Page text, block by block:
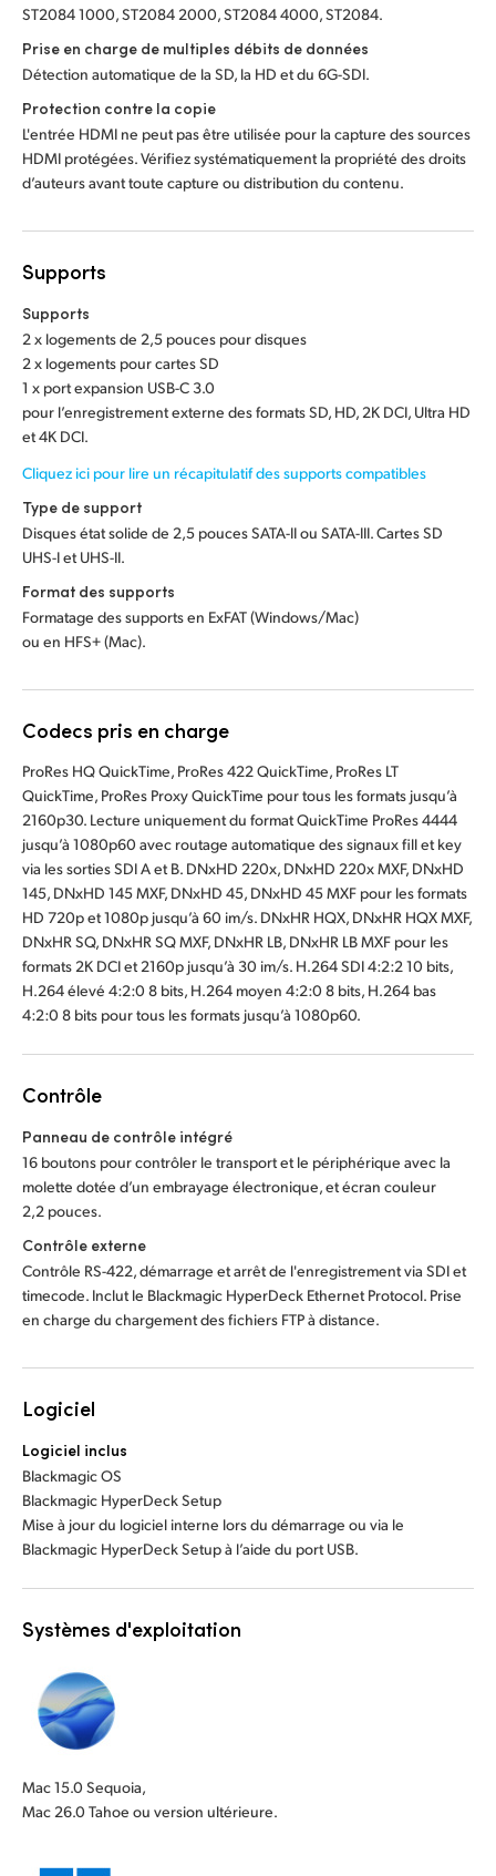
ST2084 1000, ST2084 2000, ST2084 4000, ST2084.
Prise en charge de multiples débits de données
Détection automatique de la SD, la HD et du 6G-SDI.
Protection contre la copie
L'entrée HDMI ne peut pas être utilisée pour la capture des sources
HDMI protégées. Vérifiez systématiquement la propriété des droits
d’auteurs avant toute capture ou distribution du contenu.
Supports
Supports
2 x logements de 2,5 pouces pour disques
2 x logements pour cartes SD
1 x port expansion USB-C 3.0
pour l’enregistrement externe des formats SD, HD, 2K DCI, Ultra HD
et 4K DCI.
Cliquez ici pour lire un récapitulatif dessupports compatibles
Type de support
Disques état solide de 2,5 pouces SATA-II ou SATA-III. Cartes SD
UHS-Iet UHS-II.
Format des supports
Formatage des supports en ExFAT (Windows/Mac)
ou en HFS+ (Mac).
Codecs pris en charge
ProRes HQ QuickTime, ProRes 422 QuickTime, ProRes LT
QuickTime, ProRes Proxy QuickTime pour tous les formats jusqu’à
2160p30. Lecture uniquement du format QuickTime ProRes 4444
jusqu’à 1080p60 avec routage automatique des signaux fill et key
via les sorties SDI A et B. DNxHD 220x, DNxHD 220x MXF, DNxHD
145, DNxHD 145 MXF, DNxHD 45, DNxHD 45 MXF pour les formats
HD 720p et 1080p jusqu’à 60 im/s. DNxHR HQX, DNxHR HQX MXF,
DNxHR SQ, DNxHR SQ MXF, DNxHR LB, DNxHR LB MXF pour les
formats 2K DCI et 2160p jusqu’à 30 im/s. H.264 SDI 4:2:2 10 bits,
H.264 élevé 4:2:0 8 bits, H.264 moyen 4:2:0 8 bits, H.264 bas
4:2:0 8 bits pour tous les formats jusqu’à 1080p60.
Contrôle
Panneau de contrôle intégré
16 boutons pour contrôler le transport et le périphérique avec la
molette dotée d’un embrayage électronique, et écran couleur
2,2 pouces.
Contrôle externe
Contrôle RS-422, démarrage et arrêt de l'enregistrement via SDI et
timecode. Inclut le Blackmagic HyperDeck Ethernet Protocol. Prise
en charge du chargement des fichiers FTP à distance.
Logiciel
Logiciel inclus
Blackmagic OS
Blackmagic HyperDeck Setup
Mise à jour du logiciel interne lors du démarrage ou via le
Blackmagic HyperDeck Setup à l’aide du port USB.
Systèmes d'exploitation
Mac 15.0 Sequoia,
Mac 26.0 Tahoe ou version ultérieure.